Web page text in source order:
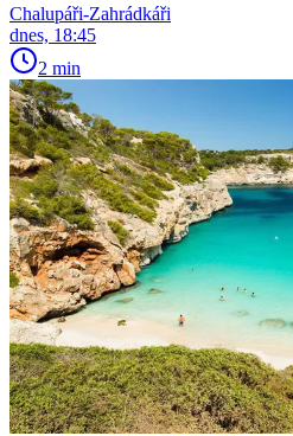
Chalupáři-Zahrádkáři
dnes, 18:45
2 min